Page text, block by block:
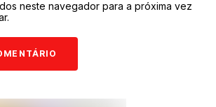
neste navegador para a próxima vez